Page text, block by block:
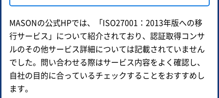
MASONの公式HPでは、「ISO27001：2013年版への移
行サービス」について紹介されており、認証取得コンサ
ルのその他サービス詳細については記載されていません
でした。問い合わせる際はサービス内容をよく確認し、
自社の目的に合っているチェックすることをおすすめし
ます。